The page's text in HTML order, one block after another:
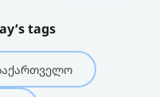
tags